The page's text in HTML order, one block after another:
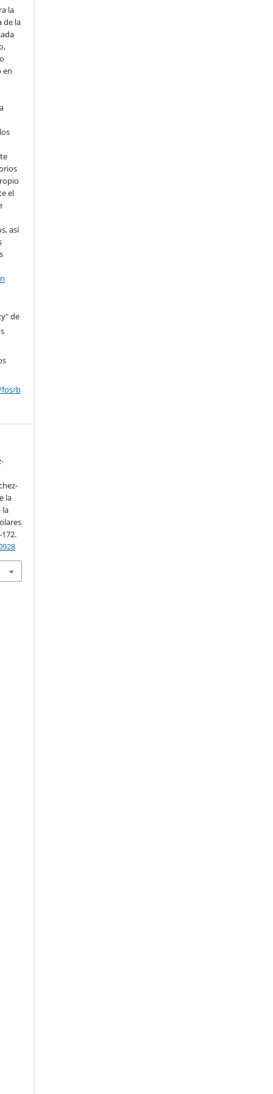
la
de la
en
el
así
de
fos/b
la
la
172.